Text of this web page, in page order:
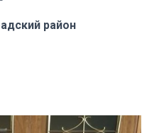
район